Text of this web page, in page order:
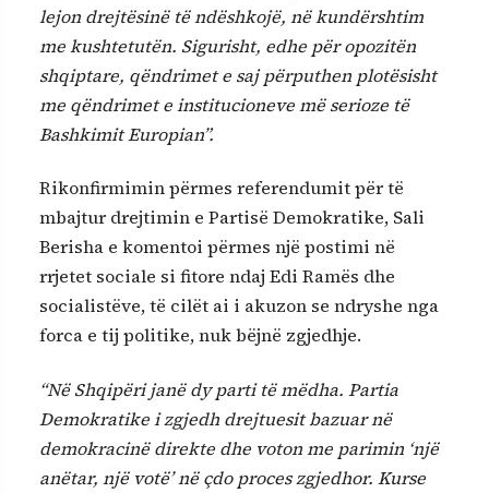
lejon drejtësinë të ndëshkojë, në kundërshtim
me kushtetutën. Sigurisht, edhe për opozitën
shqiptare, qëndrimet e saj përputhen plotësisht
me qëndrimet e institucioneve më serioze të
Bashkimit Europian”.
Rikonfirmimin përmes referendumit për të
mbajtur drejtimin e Partisë Demokratike, Sali
Berisha e komentoi përmes një postimi në
rrjetet sociale si fitore ndaj Edi Ramës dhe
socialistëve, të cilët ai i akuzon se ndryshe nga
forca e tij politike, nuk bëjnë zgjedhje.
“Në Shqipëri janë dy parti të mëdha. Partia
Demokratike i zgjedh drejtuesit bazuar në
demokracinë direkte dhe voton me parimin ‘një
anëtar, një votë’ në çdo proces zgjedhor. Kurse